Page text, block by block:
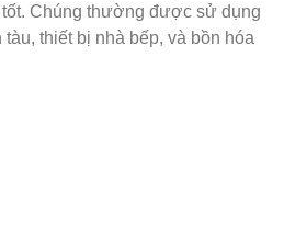
tốt. Chúng thường được sử dụng
thiết bị nhà bếp, và bồn hóa